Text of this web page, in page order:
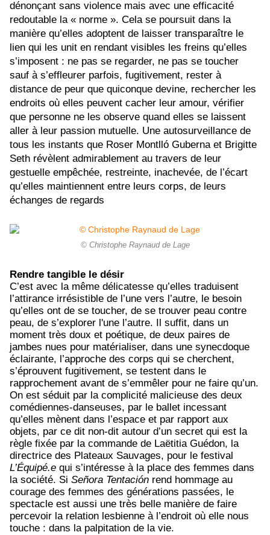
dénonçant sans violence mais avec une efficacité
redoutable la « norme ». Cela se poursuit dans la
manière qu’elles adoptent de laisser transparaître le
lien qui les unit en rendant visibles les freins qu’elles
s’imposent : ne pas se regarder, ne pas se toucher
sauf à s’effleurer parfois, fugitivement, rester à
distance de peur que quiconque devine, rechercher les
endroits où elles peuvent cacher leur amour, vérifier
que personne ne les observe quand elles se laissent
aller à leur passion mutuelle. Une autosurveillance de
tous les instants que Roser Montll ó Guberna et Brigitte
Seth révèlent admirablement au travers de leur
gestuelle empêchée, restreinte, inachevée, de l’écart
qu’elles maintiennent entre leurs corps, de leurs
échanges de regards
© Christophe Raynaud de Lage
Rendre tangible le désir
C’est avec la même délicatesse qu’elles traduisent
l’attirance irrésistible de l’une vers l’autre, le besoin
qu’elles ont de se toucher, de se trouver peau contre
peau, de s’explorer l'une l’autre. Il suffit, dans un
moment très doux et poétique, de deux paires de
jambes nues pour matérialiser, dans une synecdoque
éclairante, l’approche des corps qui se cherchent,
s’éprouvent fugitivement, se testent dans le
rapprochement avant de s’emmêler pour ne faire qu’un.
On est séduit par la complicité malicieuse des deux
comédiennes-danseuses, par le ballet incessant
qu’elles mènent dans l’espace et par rapport aux
objets, par ce dit non-dit autour d’un secret qui est la
règle fixée par la commande de Laëtitia Guédon, la
directrice des Plateaux Sauvages, pour le festival
L’Équipé.e qui s’intéresse à la place des femmes dans
la société. Si Señora Tentación rend hommage au
courage des femmes des générations passées, le
spectacle est aussi une très belle manière de faire
percevoir la relation lesbienne à l’endroit où elle nous
touche : dans la palpitation de la vie.